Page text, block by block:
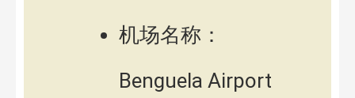
机场名称：
Benguela Airport